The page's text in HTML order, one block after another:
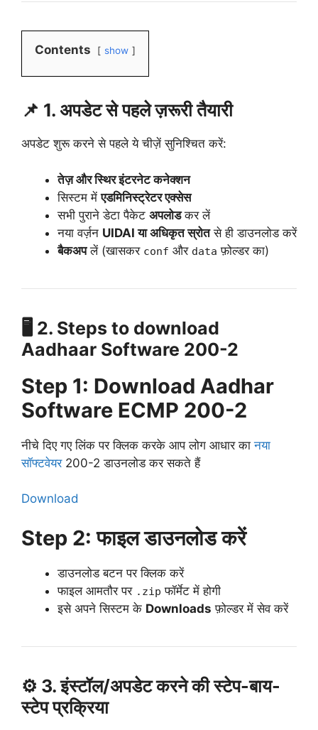
Contents show
📌 1. अपडेट से पहले ज़रूरी तैयारी
अपडेट शुरू करने से पहले ये चीज़ें सुनिश्चित करें:
तेज़ और स्थिर इंटरनेट कनेक्शन
सिस्टम मेंएडमिनिस्ट्रेटर एक्सेस
सभी पुराने डेटा पैकेट अपलोडकर लें
नया वर्ज़न UIDAI या अधिकृत स्रोतसे ही डाउनलोड करें
बैकअपलें (खासकर conf और data फ़ोल्डर का)
🖥️ 2. Steps to download
Aadhaar Software 200-2
Step 1: Download Aadhar
Software ECMP 200-2
नीचे दिए गए लिंक पर क्लिक करके आप लोग आधार कानया
सॉफ्टवेयर200-2 डाउनलोड कर सकते हैं
Download
Step 2: फाइल डाउनलोड करें
डाउनलोड बटन पर क्लिक करें
फाइल आमतौर पर .zip फॉर्मेट में होगी
इसे अपने सिस्टम के Downloads फ़ोल्डर में सेव करें
⚙️ 3. इंस्टॉल/अपडेट करने की स्टेप-बाय-
स्टेप प्रक्रिया